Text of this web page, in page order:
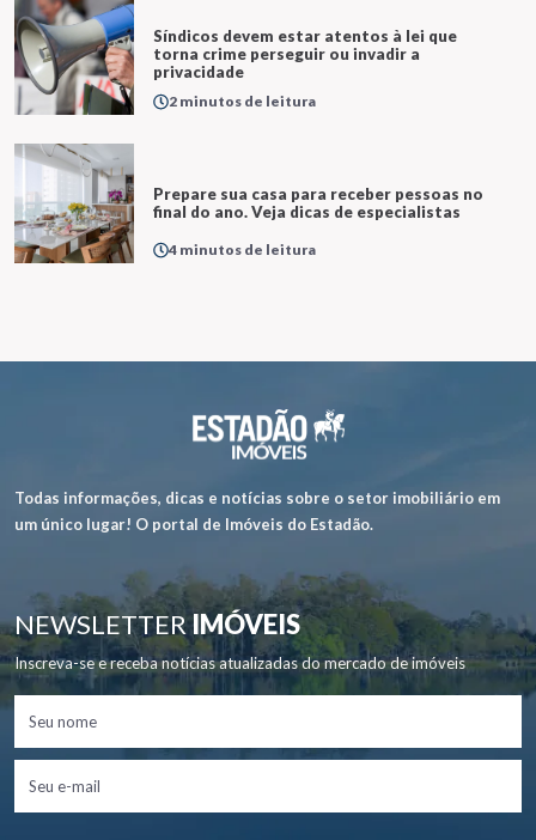
Síndicos devem estar atentos à lei que
torna crime perseguir ou invadir a
privacidade
2 minutos de leitura
Prepare sua casa para receber pessoas no
final do ano. Veja dicas de especialistas
4 minutos de leitura
Todas informações, dicas e notícias sobre o setor imobiliário em
um único lugar! O portal de Imóveis do Estadão.
NEWSLETTERIMÓVEIS
Inscreva-se e receba notícias atualizadas do mercado de imóveis